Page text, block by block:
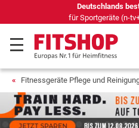
Deutschlands
für Sportgeräte (n-
Fitnessgeräte Pflege und